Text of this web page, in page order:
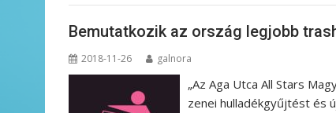
Bemutatkozik az ország legjobb
2018-11-26 galnora
„Az Aga Utca All Stars
zenei hulladékgyűjtést és